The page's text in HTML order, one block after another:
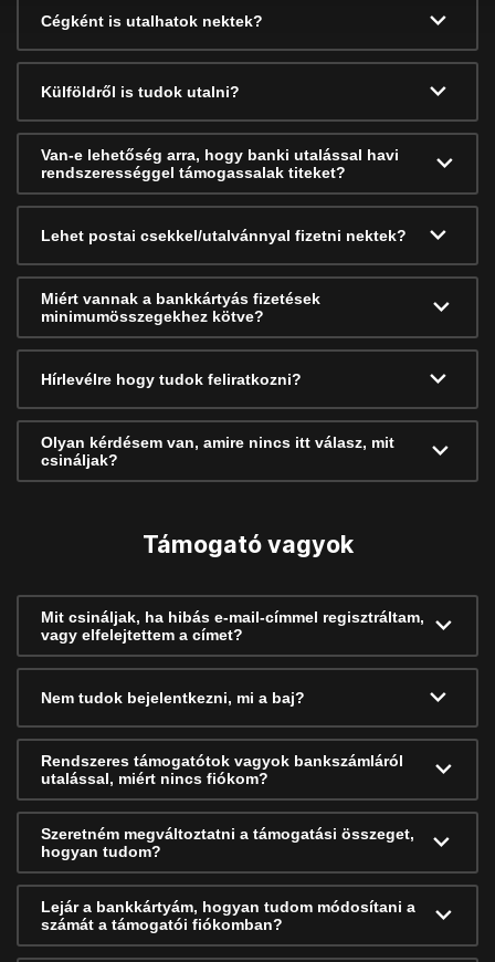
Cégként is utalhatok nektek?
Külföldről is tudok utalni?
Van-e lehetőség arra, hogy banki utalással havi
rendszerességgel támogassalak titeket?
Lehet postai csekkel/utalvánnyal fizetni nektek?
Miért vannak a bankkártyás fizetések
minimumösszegekhez kötve?
Hírlevélre hogy tudok feliratkozni?
Olyan kérdésem van, amire nincs itt válasz, mit
csináljak?
Támogató vagyok
Mit csináljak, ha hibás e-mail-címmel regisztráltam,
vagy elfelejtettem a címet?
Nem tudok bejelentkezni, mi a baj?
Rendszeres támogatótok vagyok bankszámláról
utalással, miért nincs fiókom?
Szeretném megváltoztatni a támogatási összeget,
hogyan tudom?
Lejár a bankkártyám, hogyan tudom módosítani a
számát a támogatói fiókomban?